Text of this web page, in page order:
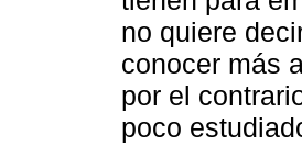
no quiere
conocer más
por el
poco